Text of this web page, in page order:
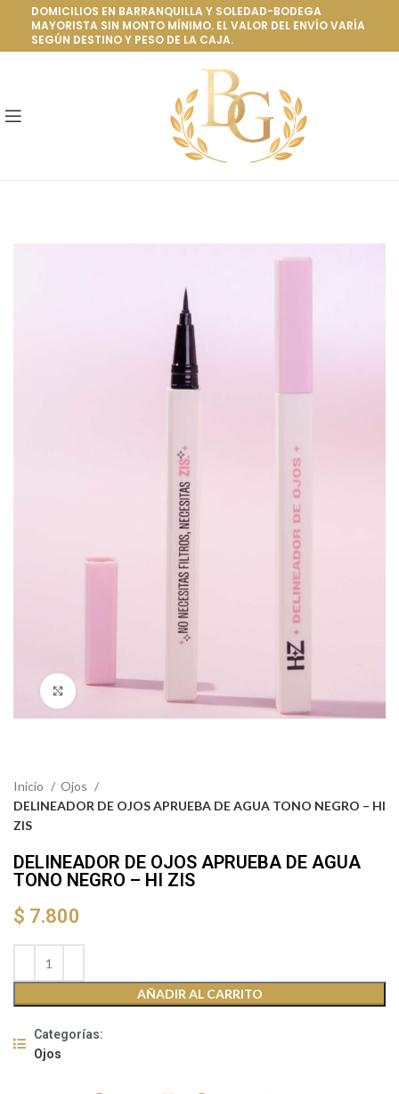
DOMICILIOS EN BARRANQUILLA Y SOLEDAD-BODEGA
MAYORISTA SIN MONTO MÍNIMO. EL VALOR DEL ENVÍO VARÍA
SEGÚN DESTINO Y PESO DE LA CAJA.
Click to enlarge
Inicio
Ojos
DELINEADOR DE OJOS APRUEBA DE AGUA TONO NEGRO – HI
ZIS
DELINEADOR DE OJOS APRUEBA DE AGUA
TONO NEGRO – HI ZIS
$ 7.800
AÑADIR AL CARRITO
Categorías:
Ojos